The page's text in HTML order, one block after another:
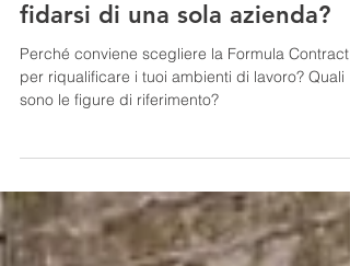
Contract
Arredo contract, perché
fidarsi di una sola azienda?
per riqualificare i tuoi ambienti di lavoro? Quali